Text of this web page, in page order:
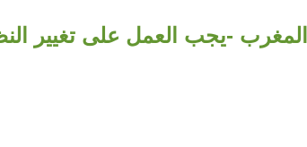
-يجب العمل على تغيير